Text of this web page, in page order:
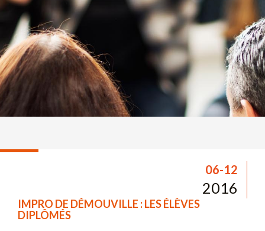
06-12
2016
IMPRO DE DÉMOUVILLE : LES ÉLÈVES
DIPLÔMÉS